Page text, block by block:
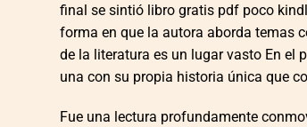
final se sintió libro gratis pdf poco
forma en que la autora aborda temas
de la literatura es un lugar vasto En el
una con su propia historia única que
Fue una lectura profundamente